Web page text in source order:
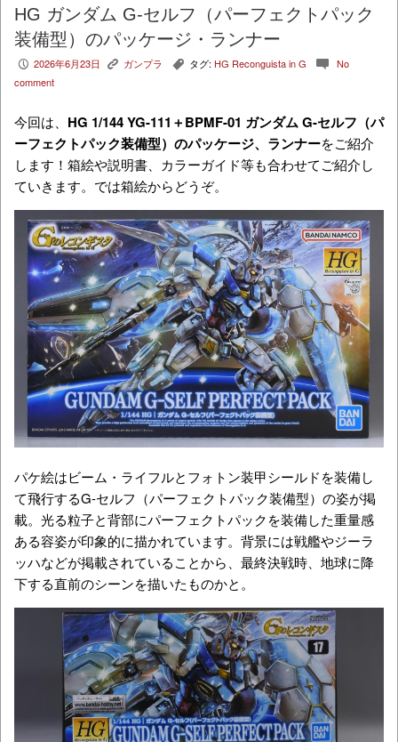
HG ガンダム G-セルフ（パーフェクトパック
装備型）のパッケージ・ランナー
P 2026年6月23日 K ガンプラ , タグ: HG Reconguista in G c No
comment
今回は、 HG 1/144 YG-111＋BPMF-01 ガンダム G-セルフ（パ
ーフェクトパック装備型） のパッケージ、ランナーをご紹介
します！箱絵や説明書、カラーガイド等も合わせてご紹介し
ていきます。では箱絵からどうぞ。
パケ絵はビーム・ライフルとフォトン装甲シールドを装備し
て飛行するG-セルフ（パーフェクトパック装備型）の姿が掲
載。光る粒子と背部にパーフェクトパックを装備した重量感
ある容姿が印象的に描かれています。背景には戦艦やジーラ
ッハなどが掲載されていることから、最終決戦時、地球に降
下する直前のシーンを描いたものかと。